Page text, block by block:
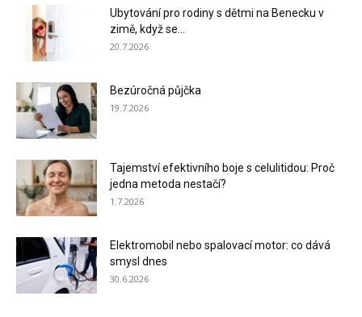
Ubytování pro rodiny s dětmi na Benecku v
zimě, když se...
20.7.2026
Bezúročná půjčka
19.7.2026
Tajemství efektivního boje s celulitidou: Proč
jedna metoda nestačí?
1.7.2026
Elektromobil nebo spalovací motor: co dává
smysl dnes
30.6.2026